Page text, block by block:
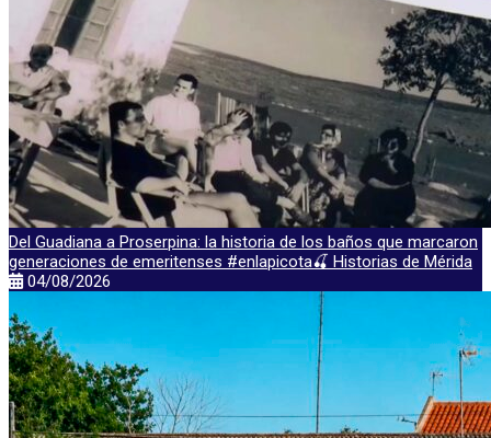
Del Guadiana a Proserpina: la historia de los baños que marcaron
generaciones de emeritenses #enlapicota🍒 Historias de Mérida
04/08/2026